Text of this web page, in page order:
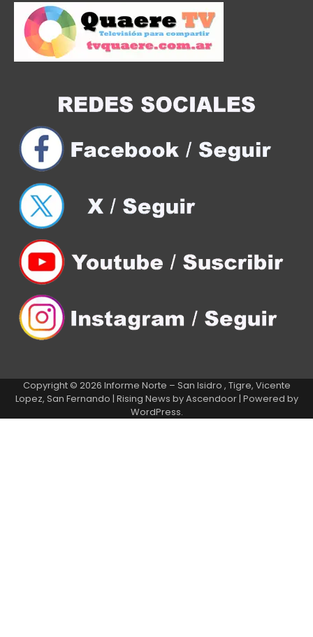
Copyright © 2026 Informe Norte – San Isidro , Tigre, Vicente
Lopez, San Fernando | Rising News byAscendoor| Powered by
WordPress.